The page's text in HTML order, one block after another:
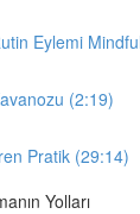
Eylemi
(2:19)
Pratik (29:14)
Yolları